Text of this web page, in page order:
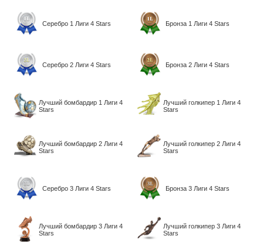
Серебро 1 Лиги 4 Stars Бронза 1 Лиги 4 Stars
Серебро 2 Лиги 4 Stars Бронза 2 Лиги 4 Stars
Лучший бомбардир 1 Лиги 4
Stars
Лучший голкипер 1 Лиги 4
Stars
Лучший бомбардир 2 Лиги 4
Stars
Лучший голкипер 2 Лиги 4
Stars
Серебро 3 Лиги 4 Stars Бронза 3 Лиги 4 Stars
Лучший бомбардир 3 Лиги 4
Stars
Лучший голкипер 3 Лиги 4
Stars